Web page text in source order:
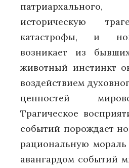
историческую
катастрофы, и
возникает из
животный инстинкт
воздействием
ценностей
Трагическое
событий порождает
рациональную
авангардом событий